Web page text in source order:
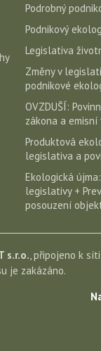
Podrobný
Podnikový
Legislativa
Změny v
podnikové
OVZDUŠÍ:
zákona a emisní
Produktová
legislativa a
Ekologická
legislativy +
posouzení
s.r.o. , připojeno k
je zakázáno.